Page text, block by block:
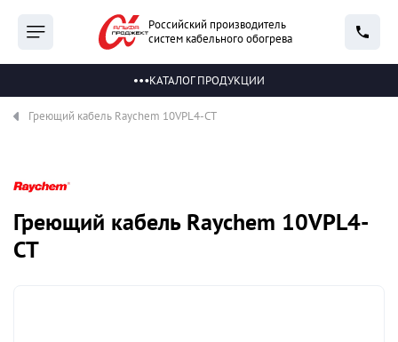
Российский производитель
систем кабельного обогрева
КАТАЛОГ ПРОДУКЦИИ
Греющий кабель Raychem 10VPL4-CT
Греющий кабель Raychem 10VPL4-
CT